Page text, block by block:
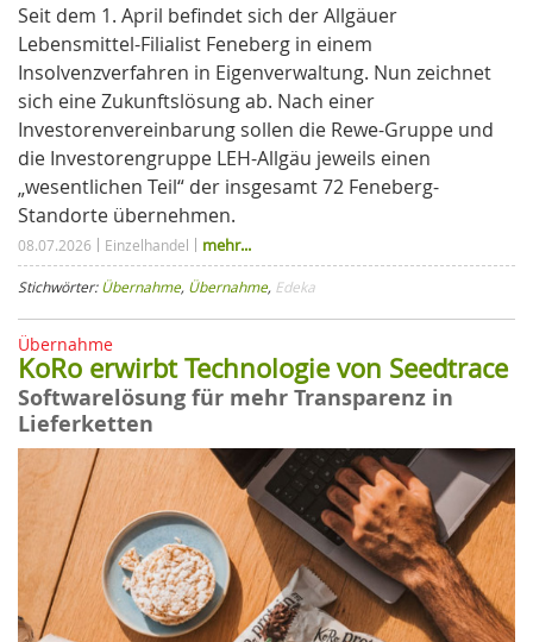
Seit dem 1. April befindet sich der Allgäuer
Lebensmittel-Filialist Feneberg in einem
Insolvenzverfahren in Eigenverwaltung. Nun zeichnet
sich eine Zukunftslösung ab. Nach einer
Investorenvereinbarung sollen die Rewe-Gruppe und
die Investorengruppe LEH-Allgäu jeweils einen
„wesentlichen Teil“ der insgesamt 72 Feneberg-
Standorte übernehmen.
08.07.2026 Einzelhandel mehr...
Stichwörter:Übernahme, Übernahme, Edeka
Übernahme
KoRo erwirbt Technologie von Seedtrace
Softwarelösung für mehr Transparenz in
Lieferketten